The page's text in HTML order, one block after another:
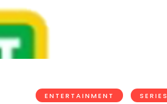
ENTERTAINMENT SERIES